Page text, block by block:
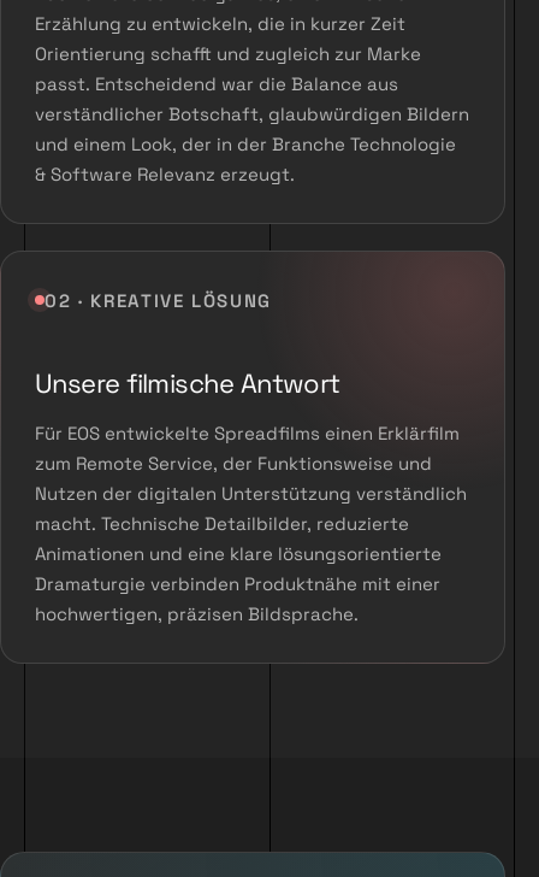
Erzählung zu entwickeln, die in kurzer Zeit
Orientierung schafft und zugleich zur Marke
passt. Entscheidend war die Balance aus
verständlicher Botschaft, glaubwürdigen Bildern
und einem Look, der in der Branche Technologie
& Software Relevanz erzeugt.
02 · KREATIVE LÖSUNG
Unsere filmische Antwort
Für EOS entwickelte Spreadfilms einen Erklärfilm
zum Remote Service, der Funktionsweise und
Nutzen der digitalen Unterstützung verständlich
macht. Technische Detailbilder, reduzierte
Animationen und eine klare lösungsorientierte
Dramaturgie verbinden Produktnähe mit einer
hochwertigen, präzisen Bildsprache.